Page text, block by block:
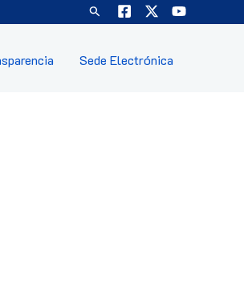
Buscar
Sede Electrónica